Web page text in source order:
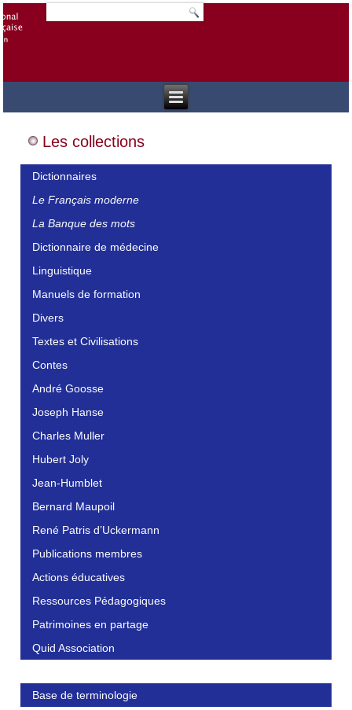
Les collections
Dictionnaires
Le Français moderne
La Banque des mots
Dictionnaire de médecine
Linguistique
Manuels de formation
Divers
Textes et Civilisations
Contes
André Goosse
Joseph Hanse
Charles Muller
Hubert Joly
Jean-Humblet
Bernard Maupoil
René Patris d’Uckermann
Publications membres
Actions éducatives
Ressources Pédagogiques
Patrimoines en partage
Quid Association
Base de terminologie